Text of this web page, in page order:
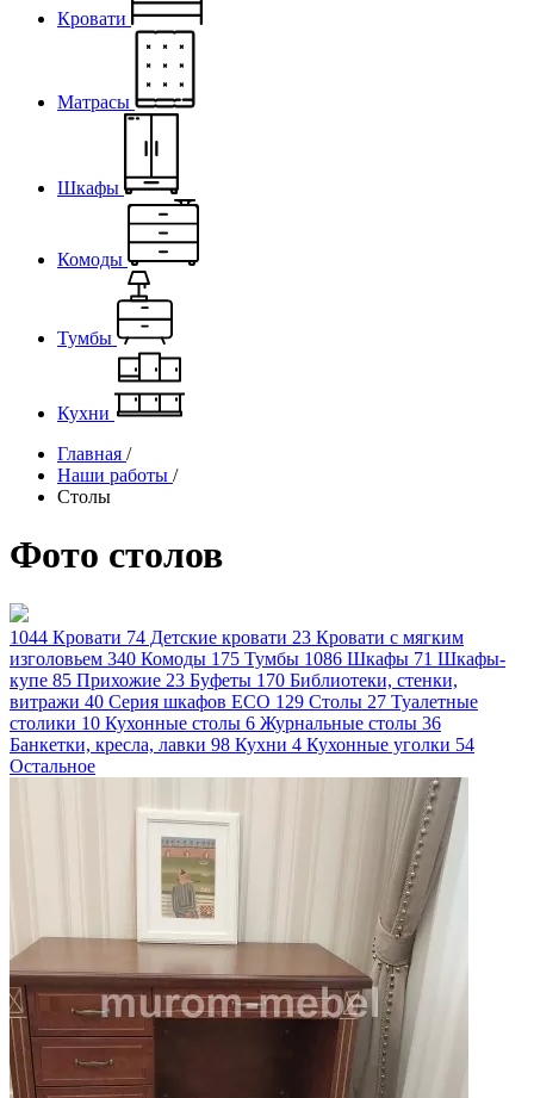
Кровати
Матрасы
Шкафы
Комоды
Тумбы
Кухни
Главная /
Наши работы /
Столы
Фото столов
1044 Кровати 74 Детские кровати 23 Кровати с мягким
изголовьем 340 Комоды 175 Тумбы 1086 Шкафы 71 Шкафы-
купе 85 Прихожие 23 Буфеты 170 Библиотеки, стенки,
витражи 40 Серия шкафов ECO 129 Столы 27 Туалетные
столики 10 Кухонные столы 6 Журнальные столы 36
Банкетки, кресла, лавки 98 Кухни 4 Кухонные уголки 54
Остальное